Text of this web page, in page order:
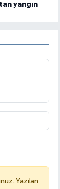
yangın
Yazılan